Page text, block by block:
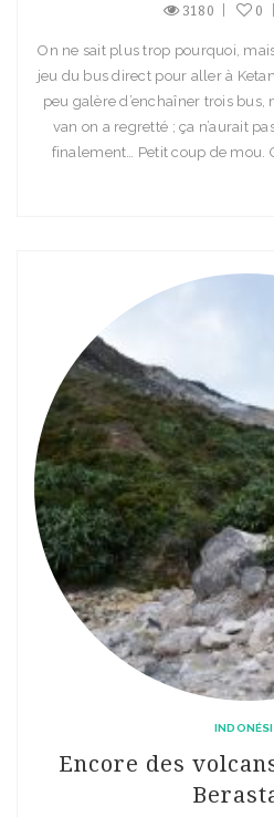
3180 0
On ne sait plus trop pourquoi,
jeu du bus direct pour aller à
peu galère d’enchaîner trois
van on a regretté ; ça n’aurait
finalement… Petit coup de mou.
Encore des